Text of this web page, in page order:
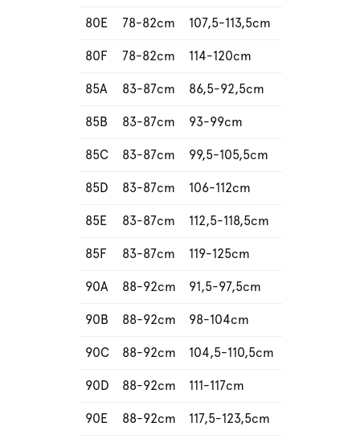
80E 78-82cm 107,5-113,5cm
80F 78-82cm 114-120cm
85A 83-87cm 86,5-92,5cm
85B 83-87cm 93-99cm
85C 83-87cm 99,5-105,5cm
85D 83-87cm 106-112cm
85E 83-87cm 112,5-118,5cm
85F 83-87cm 119-125cm
90A 88-92cm 91,5-97,5cm
90B 88-92cm 98-104cm
90C 88-92cm 104,5-110,5cm
90D 88-92cm 111-117cm
90E 88-92cm 117,5-123,5cm